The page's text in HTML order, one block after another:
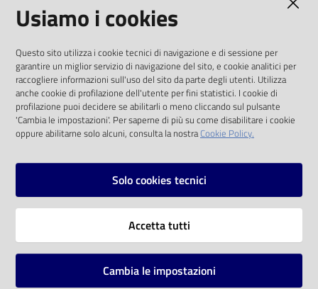
on line
Eventi
Chiedi al
bibliotecario
Avvisi
solo alle condizioni previste dalla direttiva
comunitaria 2003/98/CE e dal d.lgs. 36/2006
SOCIAL
Instagram
Vai alla pagina
Usiamo i cookies
Questo sito utilizza i cookie tecnici di navigazione e di sessione per
garantire un miglior servizio di navigazione del sito, e cookie analitici per
raccogliere informazioni sull'uso del sito da parte degli utenti. Utilizza
anche cookie di profilazione dell'utente per fini statistici. I cookie di
profilazione puoi decidere se abilitarli o meno cliccando sul pulsante
'Cambia le impostazioni'. Per saperne di più su come disabilitare i cookie
oppure abilitarne solo alcuni, consulta la nostraCookie Policy.
Solo cookies tecnici
Accetta tutti
Cambia le impostazioni